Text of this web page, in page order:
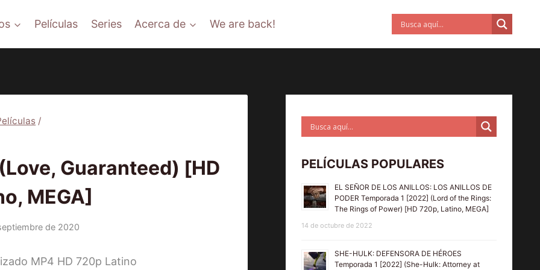
Películas Series Acerca de We are back!
/
Guaranteed) [HD
MEGA]
de 2020
PELÍCULAS POPULARES
EL SEÑOR DE LOS ANILLOS: LOS ANILLOS DE
PODER Temporada 1 [2022] (Lord of the Rings:
The Rings of Power) [HD 720p, Latino, MEGA]
14 de octubre de 2022
SHE-HULK: DEFENSORA DE HÉROES
Temporada 1 [2022] (She-Hulk: Attorney at